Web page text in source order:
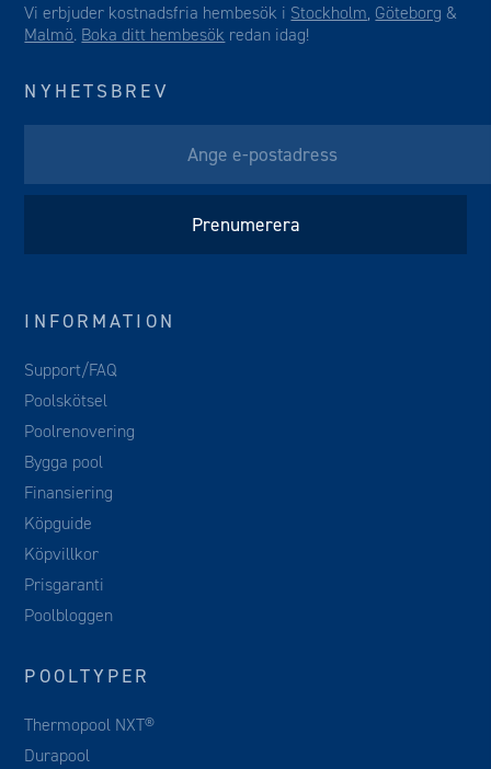
Vi erbjuder kostnadsfria hembesök i Stockholm, Göteborg &
Malmö. Boka ditt hembesök redan idag!
NYHETSBREV
INFORMATION
Support/FAQ
Poolskötsel
Poolrenovering
Bygga pool
Finansiering
Köpguide
Köpvillkor
Prisgaranti
Poolbloggen
POOLTYPER
Thermopool NXT®
Durapool